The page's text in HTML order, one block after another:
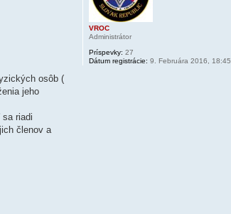
VROC
Administrátor
Príspevky: 27
Dátum registrácie: 9. Februára 2016, 18:45
osôb (
jeho
riadi
členov a